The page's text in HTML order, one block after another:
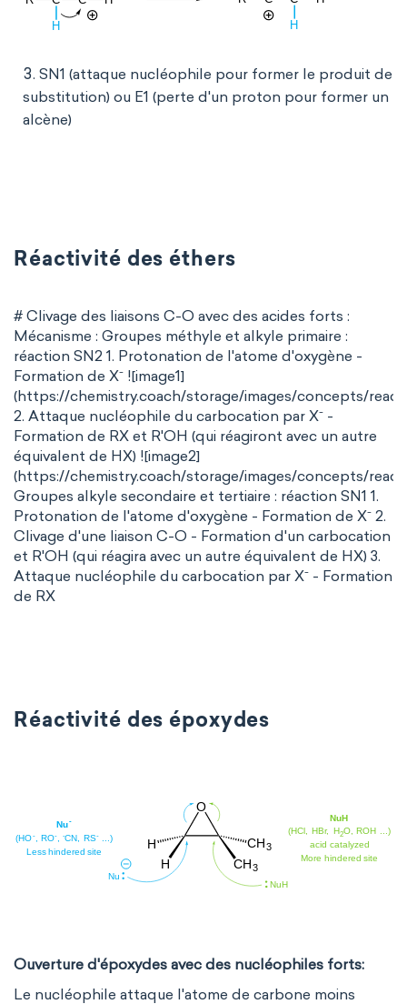
SN1 (attaque nucléophile pour former le produit de
substitution) ou E1 (perte d'un proton pour former un
alcène)
Réactivité des éthers
# Clivage des liaisons C-O avec des acides forts :
Mécanisme : Groupes méthyle et alkyle primaire :
réaction SN2 1. Protonation de l'atome d'oxygène -
Formation de X- ![image1]
(https://chemistry.coach/storage/images/concepts/
2. Attaque nucléophile du carbocation par X- -
Formation de RX et R'OH (qui réagiront avec un autre
équivalent de HX) ![image2]
(https://chemistry.coach/storage/images/concepts/
Groupes alkyle secondaire et tertiaire : réaction SN1 1.
Protonation de l'atome d'oxygène - Formation de X- 2.
Clivage d'une liaison C-O - Formation d'un carbocation
et R'OH (qui réagira avec un autre équivalent de HX) 3.
Attaque nucléophile du carbocation par X- - Formation
de RX
Réactivité des époxydes
Ouverture d'époxydes avec des nucléophiles forts:
Le nucléophile attaque l'atome de carbone moins